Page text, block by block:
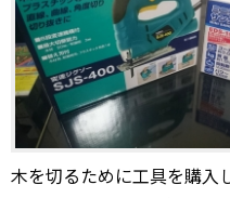
木を切るために工具を購入